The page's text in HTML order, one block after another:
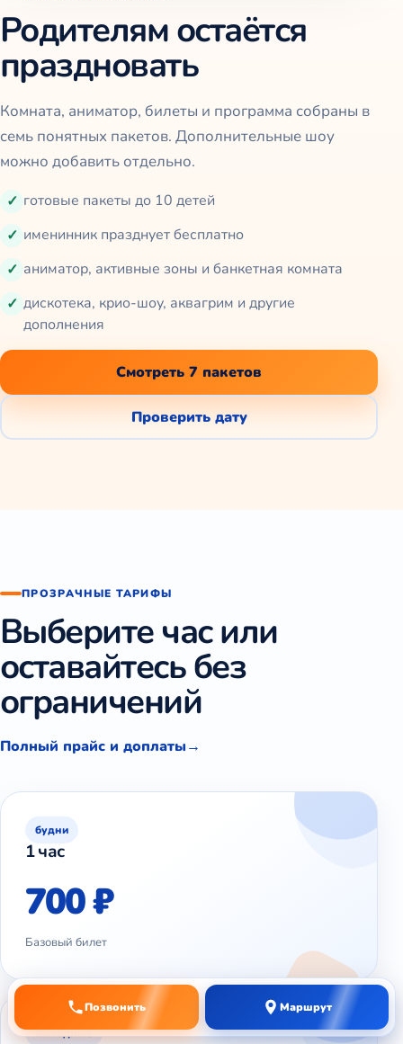
Родителям остаётся
праздновать
Комната, аниматор, билеты и программа собраны в
семь понятных пакетов. Дополнительные шоу
можно добавить отдельно.
готовые пакеты до 10 детей
именинник празднует бесплатно
аниматор, активные зоны и банкетная комната
дискотека, крио‑шоу, аквагрим и другие
дополнения
Смотреть 7 пакетов
Проверить дату
ПРОЗРАЧНЫЕ ТАРИФЫ
Выберите час или
оставайтесь без
ограничений
Полный прайс и доплаты
будни
1 час
700 ₽
Базовый билет
выходные
Позвонить Маршрут